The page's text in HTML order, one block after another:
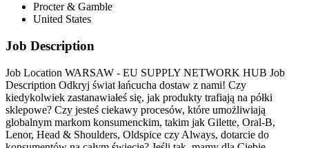
Procter & Gamble
United States
Job Description
Job Location WARSAW - EU SUPPLY NETWORK HUB Job
Description Odkryj świat łańcucha dostaw z nami! Czy
kiedykolwiek zastanawiałeś się, jak produkty trafiają na półki
sklepowe? Czy jesteś ciekawy procesów, które umożliwiają
globalnym markom konsumenckim, takim jak Gilette, Oral-B,
Lenor, Head & Shoulders, Oldspice czy Always, dotarcie do